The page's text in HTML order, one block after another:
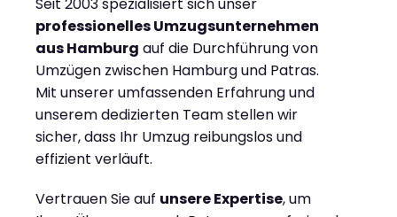
professionelles Umzugsunternehmen
aus Hamburg auf die Durchführung von
Umzügen zwischen Hamburg und Patras.
Mit unserer umfassenden Erfahrung und
unserem dedizierten Team stellen wir
sicher, dass Ihr Umzug reibungslos und
effizient verläuft.
Vertrauen Sie auf unsere Expertise, um